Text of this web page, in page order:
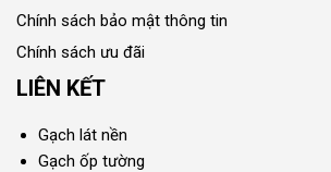
Chính sách bảo mật thông tin
Chính sách ưu đãi
LIÊN KẾT
Gạch lát nền
Gạch ốp tường